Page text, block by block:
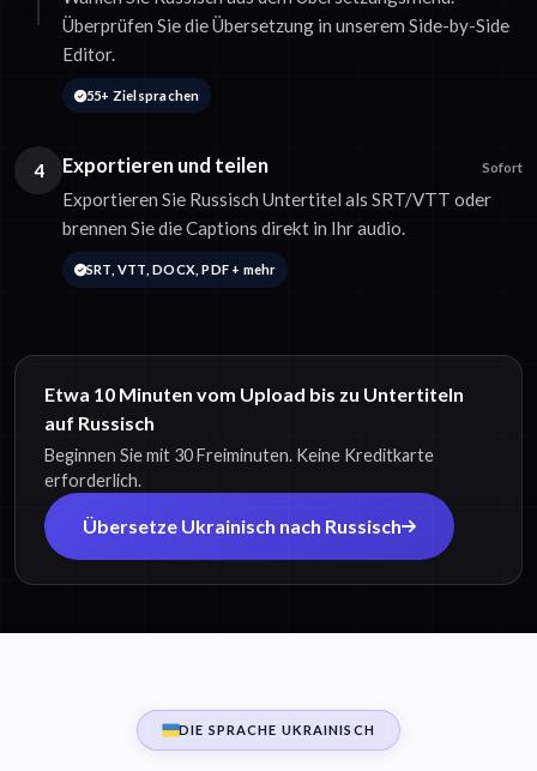
Überprüfen Sie die Übersetzung in unserem Side-by-Side
Editor.
55+ Zielsprachen
4 Exportieren und teilen Sofort
Exportieren Sie Russisch Untertitel als SRT/VTT oder
brennen Sie die Captions direkt in Ihr audio.
SRT, VTT, DOCX, PDF + mehr
Etwa 10 Minuten vom Upload bis zu Untertiteln
auf Russisch
Beginnen Sie mit 30 Freiminuten. Keine Kreditkarte
erforderlich.
Übersetze Ukrainisch nach Russisch
DIE SPRACHE UKRAINISCH